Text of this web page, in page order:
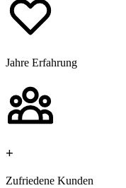
Jahre Erfahrung
+
Zufriedene Kunden